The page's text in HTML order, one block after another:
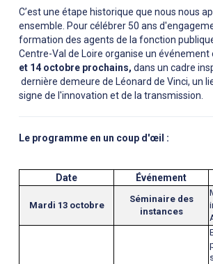
C’est une étape historique que nous nous
ensemble. Pour célébrer 50 ans
formation des agents de la fonction
Centre-Val de Loire organise un événement
et 14 octobre prochains, dans un cadre
dernière demeure de Léonard de Vinci, un
signe de l'innovation et de la transmission.
Le programme en un coup d'œil :
Date Événement
Mardi 13 octobre
Séminaire des
instances